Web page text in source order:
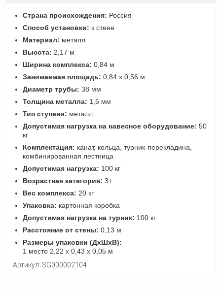
Страна происхождения: Россия
Способ установки: к стене
Материал: металл
Высота: 2,17 м
Ширина комплекса: 0,84 м
Занимаемая площадь: 0,84 х 0,56 м
Диаметр трубы: 38 мм
Толщина металла: 1,5 мм
Тип ступени: металл
Допустимая нагрузка на навесное оборудование: 50
кг
Комплектация: канат, кольца, турник-перекладина,
комбинированная лестница
Допустимая нагрузка: 100 кг
Возрастная категория: 3+
Вес комплекса: 20 кг
Упаковка: картонная коробка
Допустимая нагрузка на турник: 100 кг
Расстояние от стены: 0,13 м
Размеры упаковки (ДхШхВ):
1 место 2,22 х 0,43 х 0,05 м
Артикул: SG000002104